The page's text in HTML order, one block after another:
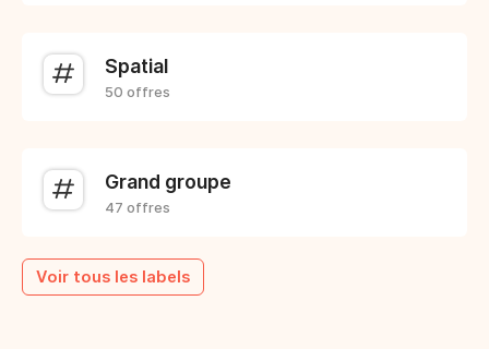
Spatial
50 offres
Grand groupe
47 offres
Voir tous les labels